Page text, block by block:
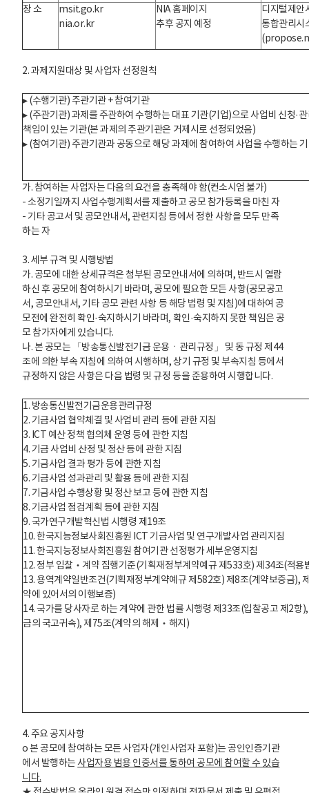
장 소
msit.go.kr
nia.or.kr
NIA 홈페이지
추후 공지 예정
디지털제안
통합관리시
2. 과제지원대상 및 사업자 선정원칙
▸ (수행기관) 주관기관 + 참여기관
▸ (주관기관) 과제를 주관하여 수행하는 대표 기관(기업)으로 사업비 신청·
책임이 있는 기관(본 과제의 주관기관은 거제시로 선정되었음)
▸ (참여기관) 주관기관과 공동으로 해당 과제에 참여하여 사업을 수행하는
가. 참여하는 사업자는 다음의 요건을 충족해야 함(컨소시엄 불가)
- 소정기일까지 사업수행계획서를 제출하고 공모 참가등록을 마친 자
- 기타 공고서 및 공모안내서, 관련지침 등에서 정한 사항을 모두 만족
하는 자
3. 세부 규격 및 시행방법
가. 공모에 대한 상세규격은 첨부된 공모안내서에 의하며, 반드시 열람
하신 후 공모에 참여하시기 바라며, 공모에 필요한 모든 사항(공모공고
서, 공모안내서, 기타 공모 관련 사항 등 해당 법령 및 지침)에 대하여 공
모전에 완전히 확인·숙지하시기 바라며, 확인·숙지하지 못한 책임은 공
모 참가자에게 있습니다.
나. 본 공모는 「방송통신발전기금 운용ㆍ관리규정」 및 동 규정 제44
조에 의한 부속 지침에 의하여 시행하며, 상기 규정 및 부속지침 등에서
규정하지 않은 사항은 다음 법령 및 규정 등을 준용하여 시행합니다.
1. 방송통신발전기금운용관리규정
2. 기금사업 협약체결 및 사업비 관리 등에 관한 지침
3. ICT 예산 정책 협의체 운영 등에 관한 지침
4. 기금 사업비 산정 및 정산 등에 관한 지침
5. 기금사업 결과 평가 등에 관한 지침
6. 기금사업 성과관리 및 활용 등에 관한 지침
7. 기금사업 수행상황 및 정산 보고 등에 관한 지침
8. 기금사업 점검계획 등에 관한 지침
9. 국가연구개발혁신법 시행령 제19조
10. 한국지능정보사회진흥원 ICT 기금사업 및 연구개발사업 관리지침
11. 한국지능정보사회진흥원 참여기관 선정평가 세부운영지침
12. 정부 입찰‧계약 집행기준(기획재정부계약예규 제533호) 제34조(적용
13. 용역계약일반조건(기획재정부계약예규 제582호) 제8조(계약보증금),
약에 있어서의 이행보증)
14. 국가를 당사자로 하는 계약에 관한 법률 시행령 제33조(입찰공고 제2
금의 국고귀속), 제75조(계약의 해제‧해지)
4. 주요 공지사항
o 본 공모에 참여하는 모든 사업자(개인사업자 포함)는 공인인증기관
에서 발행하는사업자용 범용 인증서를 통하여 공모에 참여할 수 있습
니다.